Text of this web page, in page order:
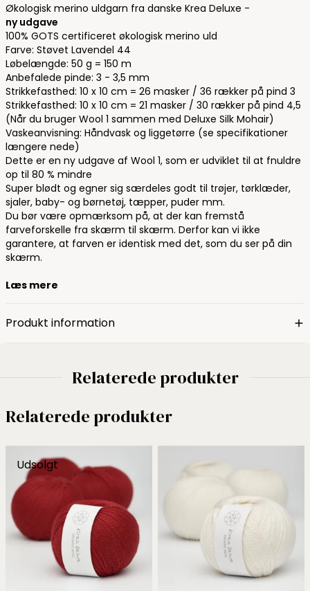
Økologisk merino uldgarn fra danske Krea Deluxe -
ny udgave
100% GOTS certificeret økologisk merino uld
Farve: Støvet Lavendel 44
Løbelængde: 50 g = 150 m
Anbefalede pinde: 3 - 3,5 mm
Strikkefasthed: 10 x 10 cm = 26 masker / 36 rækker på pind 3
Strikkefasthed: 10 x 10 cm = 21 masker / 30 rækker på pind 4,5
(Når du bruger Wool 1 sammen med Deluxe Silk Mohair)
Vaskeanvisning: Håndvask og liggetørre (se specifikationer
længere nede)
Dette er en ny udgave af Wool 1, som er udviklet til at fnuldre
op til 80 % mindre
Super blødt og egner sig særdeles godt til trøjer, tørklæder,
sjaler, baby- og børnetøj, tæpper, puder mm.
Du bør være opmærksom på, at der kan fremstå
farveforskelle fra skærm til skærm. Derfor kan vi ikke
garantere, at farven er identisk med det, som du ser på din
skærm.
Læs mere
Produkt information
Relaterede produkter
Relaterede produkter
Udsolgt